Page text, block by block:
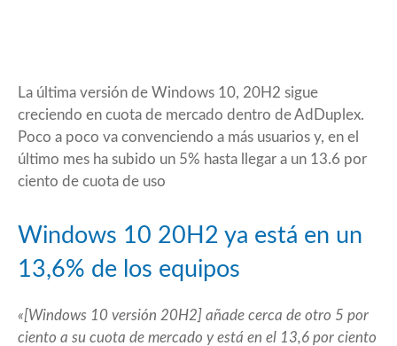
La última versión de Windows 10, 20H2 sigue
creciendo en cuota de mercado dentro de AdDuplex.
Poco a poco va convenciendo a más usuarios y, en el
último mes ha subido un 5% hasta llegar a un 13.6 por
ciento de cuota de uso
Windows 10 20H2 ya está en un
13,6% de los equipos
«[Windows 10 versión 20H2] añade cerca de otro 5 por
ciento a su cuota de mercado y está en el 13,6 por ciento